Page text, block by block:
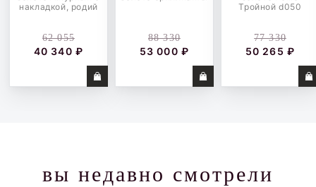
Купить
накладкой, родий
62 055
40 340 ₽
Купить
88 330
53 000 ₽
Купить
Тройной d050
77 330
50 265 ₽
вы недавно смотрели